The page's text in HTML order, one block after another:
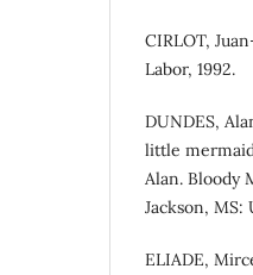
CIRLOT,
Labor, 1992.
DUNDES,
little
Alan. Bloody
Jackson, MS:
ELIADE,